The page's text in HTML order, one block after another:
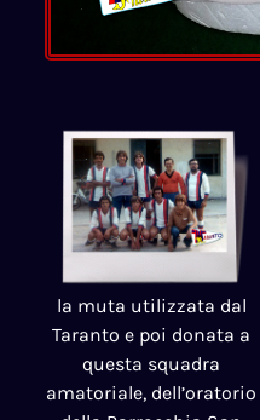
la muta utilizzata dal
Taranto e poi donata a
questa squadra
amatoriale, dell’oratorio